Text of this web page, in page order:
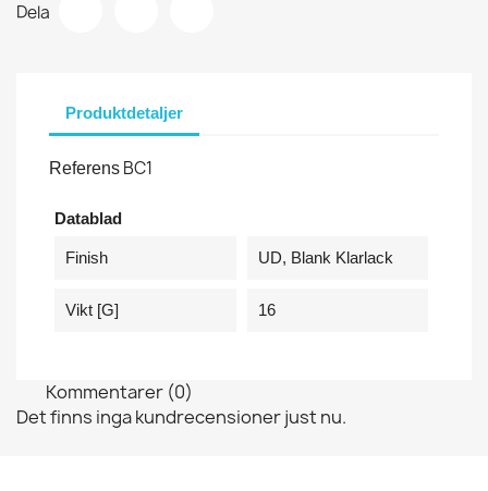
Dela
Produktdetaljer
Referens BC1
Datablad
Finish UD, Blank Klarlack
Vikt [g] 16
Kommentarer (0)
Det finns inga kundrecensioner just nu.